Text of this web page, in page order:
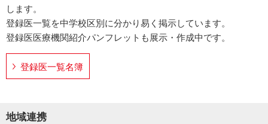
します。
登録医一覧を中学校区別に分かり易く掲示しています。
登録医医療機関紹介パンフレットも展示・作成中です。
登録医一覧名簿
地域連携